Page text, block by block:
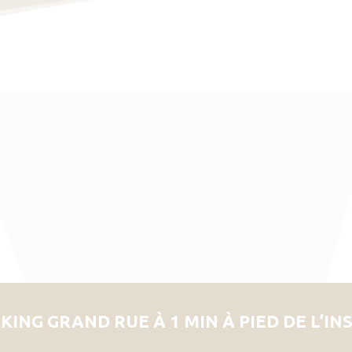
GRAND RUE À 1 MIN À PIED DE